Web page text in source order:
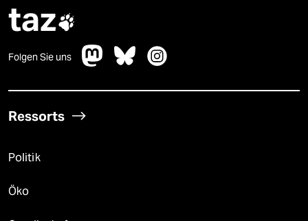
taz
Folgen Sie uns
Ressorts
Politik
Öko